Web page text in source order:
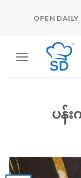
OPEN
ပန်